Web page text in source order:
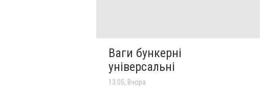
Ваги бункерні
універсальні
13:05, Вчора